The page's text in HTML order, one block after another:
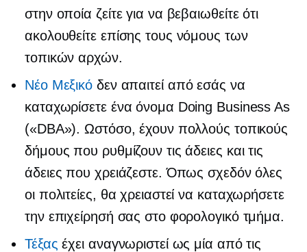
στην οποία ζείτε για να βεβαιωθείτε ότι
ακολουθείτε επίσης τους νόμους των
τοπικών αρχών.
Νέο Μεξικό δεν απαιτεί από εσάς να
καταχωρίσετε ένα όνομα Doing Business As
(«DBA»). Ωστόσο, έχουν πολλούς τοπικούς
δήμους που ρυθμίζουν τις άδειες και τις
άδειες που χρειάζεστε. Όπως σχεδόν όλες
οι πολιτείες, θα χρειαστεί να καταχωρήσετε
την επιχείρησή σας στο φορολογικό τμήμα.
Τέξας έχει αναγνωριστεί ως μία από τις